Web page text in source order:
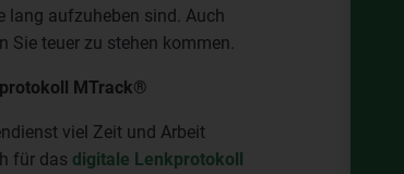
lang aufzuheben sind. Auch
Sie teuer zu stehen kommen.
MTrack®
viel Zeit und Arbeit
für das digitale Lenkprotokoll